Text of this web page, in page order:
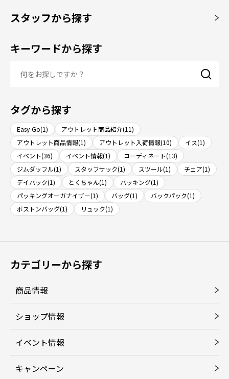
スタッフから探す
キーワードから探す
タグから探す
Easy-Go(1)
アウトレット商品紹介(11)
アウトレット商品情報(1)
アウトレット入荷情報(10)
イス(1)
イベント(36)
イベント情報(1)
コーディネート(13)
ジムダッフル(1)
スタッフサック(1) スツール(1)
チェア(1)
デイパック(1)
とくちゃん(1)
パッキング(1)
パッキングオーガナイザー(1)
バッグ(1)
バックパック(1)
ボストンバッグ(1)
リュック(1)
カテゴリーから探す
商品情報
ショップ情報
イベント情報
キャンペーン